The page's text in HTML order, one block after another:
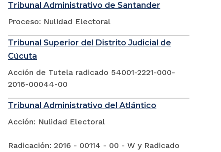
Tribunal Administrativo de Santander
Proceso: Nulidad Electoral
Tribunal Superior del Distrito Judicial de
Cúcuta
Acción de Tutela radicado 54001-2221-000-
2016-00044-00
Tribunal Administrativo del Atlántico
Acción: Nulidad Electoral
Radicación: 2016 - 00114 - 00 - W y Radicado